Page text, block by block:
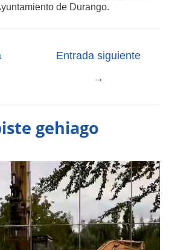
de Durango.
Entrada siguiente
→
gehiago